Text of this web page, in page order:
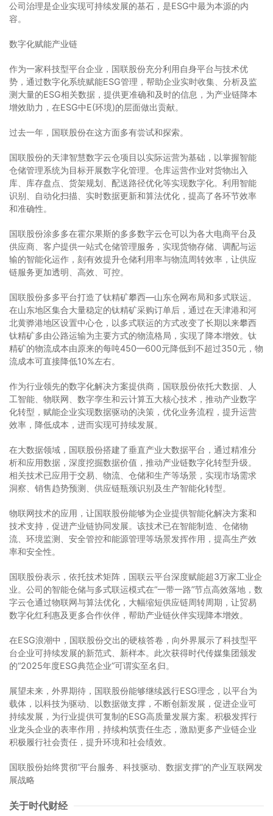
公司治理是企业实现可持续发展的基石，是ESG中最为本源的内
容。
数字化赋能产业链
作为一家科技型平台企业，国联股份充分利用自身平台与技术优
势，通过数字化系统赋能ESG管理，帮助企业实时收集、分析及监
测大量的ESG相关数据，提供更准确和及时的信息，为产业链降本
增效助力，在ESG中E(环境)的层面做出贡献。
过去一年，国联股份在这方面多有尝试和探索。
国联股份的天津智慧数字云仓项目以实际运营为基础，以掌握智能
仓储管理系统为目标开展数字化管理。仓库运营作业对货物出入
库、库存盘点、货架规划、配送路径优化等实现数字化。利用智能
识别、自动化扫描、实时数据更新和算法优化，提高了各环节效率
和准确性。
国联股份涂多多在霍尔果斯的多多数字云仓可以为各大电商平台及
供应商、客户提供一站式仓储管理服务，实现货物存储、调配与运
输的智能化运作，刻有效提升仓储利用率与物流周转效率，让供应
链服务更加透明、高效、可控。
国联股份多多平台打造了钛精矿攀西—山东仓网布局和多式联运。
在山东地区集合大量稳定的钛精矿采购订单后，通过在天津港和河
北黄骅港地区设置中心仓，以多式联运的方式改变了长期以来攀西
钛精矿多由公路运输为主要方式的物流格局，实现了降本增效。钛
精矿的物流成本由原来的每吨450—600元降低到不超过350元，物
流成本可直接降低10%左右。
作为行业领先的数字化解决方案提供商，国联股份依托大数据、人
工智能、物联网、数字孪生和云计算五大核心技术，推动产业数字
化转型，赋能企业实现数据驱动的决策，优化业务流程，提升运营
效率，降低成本，进而实现可持续发展。
在大数据领域，国联股份搭建了垂直产业大数据平台，通过精准分
析和应用数据，深度挖掘数据价值，推动产业链数字化转型升级。
相关技术已应用于交易、物流、仓储和生产等场景，实现市场需求
洞察、销售趋势预测、供应链瓶颈识别及生产智能化转型。
物联网技术的应用，让国联股份能够为企业提供智能化解决方案和
技术支持，促进产业链协同发展。该技术已在智能制造、仓储物
流、环境监测、安全管控和能源管理等场景发挥作用，提高生产效
率和安全性。
国联股份表示，依托技术矩阵，国联云平台深度赋能超3万家工业企
业。公司的智能仓储与多式联运模式在“一带一路”节点高效落地，数
字云仓通过物联网与算法优化，大幅缩短供应链周转周期，让贸易
数字化红利惠及更多合作伙伴，帮助产业链伙伴实现降本增效。
在ESG浪潮中，国联股份交出的硬核答卷，向外界展示了科技型平
台企业可持续发展的新范式、新样本。此次获得时代传媒集团颁发
的“2025年度ESG典范企业”可谓实至名归。
展望未来，外界期待，国联股份能够继续践行ESG理念，以平台为
载体，以科技为驱动、以数据做支撑，不断创新发展，促进企业可
持续发展，为行业提供可复制的ESG高质量发展方案。积极发挥行
业龙头企业的表率作用，持续构筑责任生态，激励更多产业链企业
积极履行社会责任，提升环境和社会绩效。
国联股份始终贯彻“平台服务、科技驱动、数据支撑”的产业互联网发
展战略
关于时代财经